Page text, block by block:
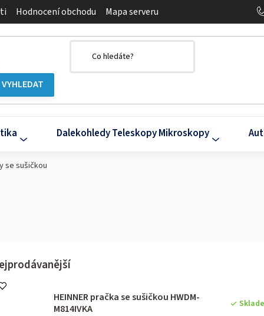
Hodnocení obchodu Mapa serveru
Dalekohledy Teleskopy Mikroskopy
se sušičkou
HEINNER pračka se sušičkou HWDM-
M814IVKA